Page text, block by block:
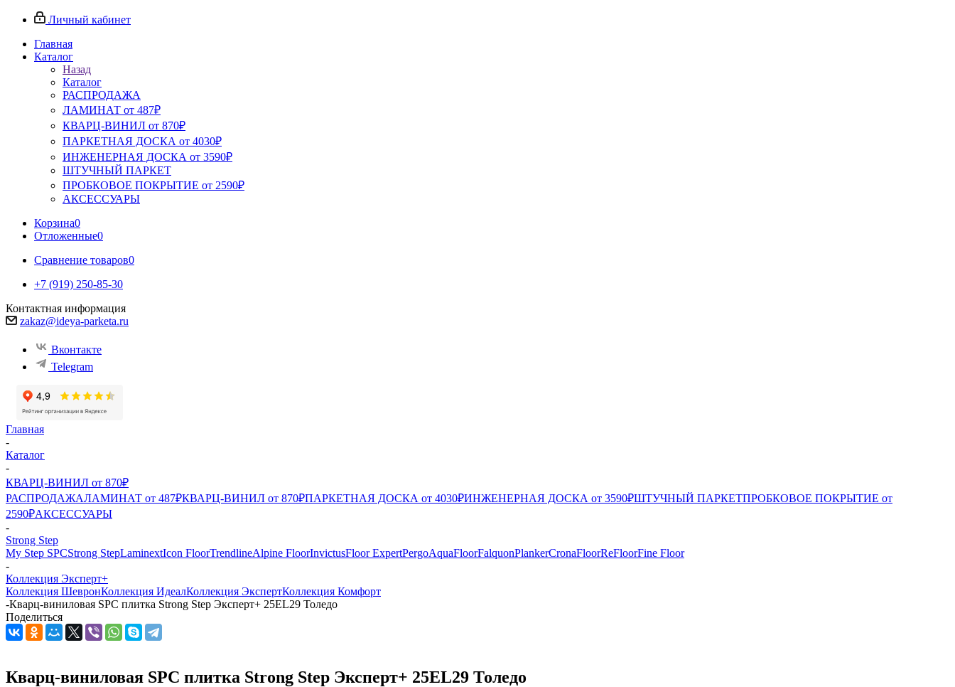
Личный кабинет
Главная
Каталог
Назад
Каталог
РАСПРОДАЖА
ЛАМИНАТ от 487₽
КВАРЦ-ВИНИЛ от 870₽
ПАРКЕТНАЯ ДОСКА от 4030₽
ИНЖЕНЕРНАЯ ДОСКА от 3590₽
ШТУЧНЫЙ ПАРКЕТ
ПРОБКОВОЕ ПОКРЫТИЕ от 2590₽
АКСЕССУАРЫ
Корзина0
Отложенные0
Сравнение товаров0
+7 (919) 250-85-30
Контактная информация
zakaz@ideya-parketa.ru
Вконтакте
Telegram
Главная
-
Каталог
-
КВАРЦ-ВИНИЛ от 870₽
РАСПРОДАЖАЛАМИНАТ от 487₽КВАРЦ-ВИНИЛ от 870₽ПАРКЕТНАЯ ДОСКА от 4030₽ИНЖЕНЕРНАЯ ДОСКА от 3590₽ШТУЧНЫЙ ПАРКЕТПРОБКОВОЕ ПОКРЫТИЕ от
2590₽АКСЕССУАРЫ
-
Strong Step
My Step SPCStrong StepLaminextIcon FloorTrendlineAlpine FloorInvictusFloor ExpertPergoAquaFloorFalquonPlankerCronaFloorReFloorFine Floor
-
Коллекция Эксперт+
Коллекция ШевронКоллекция ИдеалКоллекция ЭкспертКоллекция Комфорт
-Кварц-виниловая SPC плитка Strong Step Эксперт+ 25EL29 Толедо
Поделиться
Кварц-виниловая SPC плитка Strong Step Эксперт+ 25EL29 Толедо